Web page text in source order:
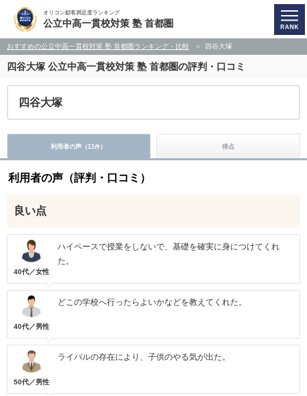
オリコン顧客満足度ランキング
公立中高一貫校対策 塾 首都圏
おすすめの公立中高一貫校対策 塾 首都圏ランキング・比較 四谷大塚
四谷大塚 公立中高一貫校対策 塾 首都圏の評判・口コミ
四谷大塚
利用者の声（11件） 得点
利用者の声（評判・口コミ）
良い点
40代／女性
ハイペースで授業をしないで、基礎を確実に身につけてくれ
た。
40代／男性
どこの学校へ行ったらよいかなどを教えてくれた。
50代／男性
ライバルの存在により、子供のやる気が出た。